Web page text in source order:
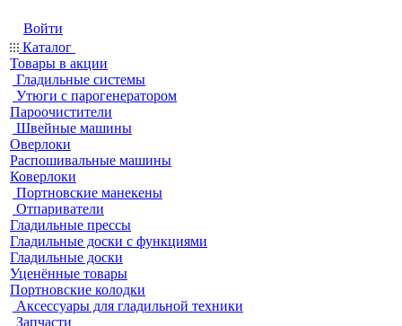
Войти
Каталог
Товары в акции
Гладильные системы
Утюги с парогенератором
Пароочистители
Швейные машины
Оверлоки
Распошивальные машины
Коверлоки
Портновские манекены
Отпариватели
Гладильные прессы
Гладильные доски с функциями
Гладильные доски
Уценённые товары
Портновские колодки
Аксессуары для гладильной техники
Запчасти